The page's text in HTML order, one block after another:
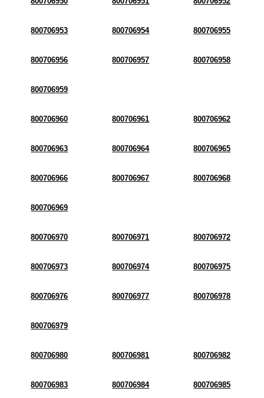
800706953 800706954 800706955
800706956 800706957 800706958
800706959
800706960 800706961 800706962
800706963 800706964 800706965
800706966 800706967 800706968
800706969
800706970 800706971 800706972
800706973 800706974 800706975
800706976 800706977 800706978
800706979
800706980 800706981 800706982
800706983 800706984 800706985